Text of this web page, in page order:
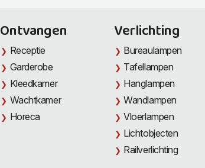
Ontvangen
Receptie
Garderobe
Kleedkamer
Wachtkamer
Horeca
Verlichting
Bureaulampen
Tafellampen
Hanglampen
Wandlampen
Vloerlampen
Lichtobjecten
Railverlichting